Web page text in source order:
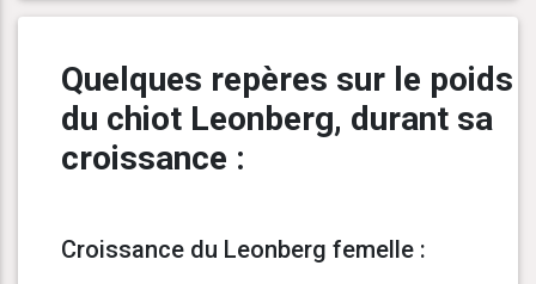
Quelques repères sur le poids
du chiot Leonberg, durant sa
croissance :
Croissance du Leonberg femelle :